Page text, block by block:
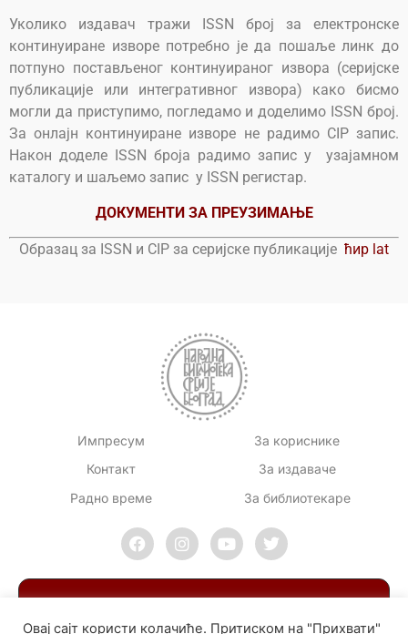
Уколико издавач тражи ISSN број за електронске
континуиране изворе потребно је да пошаље линк до
потпуно постављеног континуираног извора (серијске
публикације или интегративног извора) како бисмо
могли да приступимо, погледамо и доделимо ISSN број.
За онлајн континуиране изворе не радимо CIP запис.
Након доделе ISSN броја радимо запис у узајамном
каталогу и шаљемо запис у ISSN регистар.
ДОКУМЕНТИ ЗА ПРЕУЗИМАЊЕ
Образац за ISSN и CIP за серијске публикације ћир lat
Импресум
Контакт
Радно време
За кориснике
За издаваче
За библиотекаре
Овај сајт користи колачиће. Притиском на "Прихвати"